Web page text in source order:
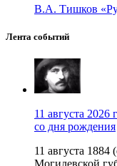
В.А. Тишков
Лента событий
11 августа 2026
со дня рождения
11 августа
Могилевской